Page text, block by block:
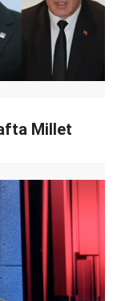
Millet